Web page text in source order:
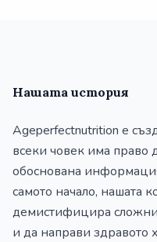
Нашата история
Ageperfectnutrition е
всеки човек има право
обоснована
самото начало, нашата
демистифицира
и да направи здравото